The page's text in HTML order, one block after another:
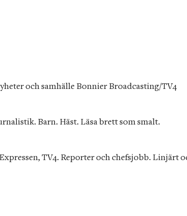
och samhälle Bonnier Broadcasting/TV4
Barn. Häst. Läsa brett som smalt.